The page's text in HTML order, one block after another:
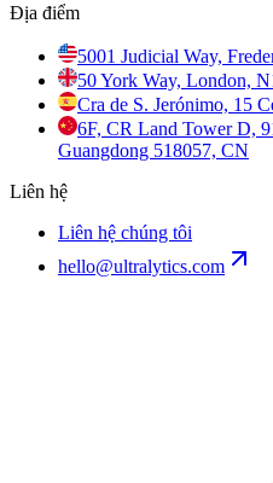
Địa điểm
5001 Judicial Way,
50 York Way, London,
Cra de S. Jerónimo, 15
6F, CR Land Tower D,
Guangdong 518057, CN
Liên hệ
Liên hệ chúng tôi
hello@ultralytics.com